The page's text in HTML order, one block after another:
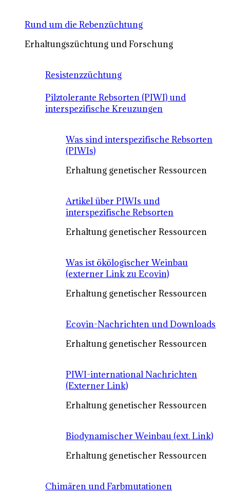
Rund um die Rebenzüchtung
Erhaltungszüchtung und Forschung
Resistenzzüchtung
Pilztolerante Rebsorten (PIWI) und
interspezifische Kreuzungen
Was sind interspezifische Rebsorten
(PIWIs)
Erhaltung genetischer Ressourcen
Artikel über PIWIs und
interspezifische Rebsorten
Erhaltung genetischer Ressourcen
Was ist ökölogischer Weinbau
(externer Link zu Ecovin)
Erhaltung genetischer Ressourcen
Ecovin-Nachrichten und Downloads
Erhaltung genetischer Ressourcen
PIWI-international Nachrichten
(Externer Link)
Erhaltung genetischer Ressourcen
Biodynamischer Weinbau (ext. Link)
Erhaltung genetischer Ressourcen
Chimären und Farbmutationen